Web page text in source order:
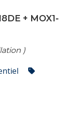
+ MOX1-
)